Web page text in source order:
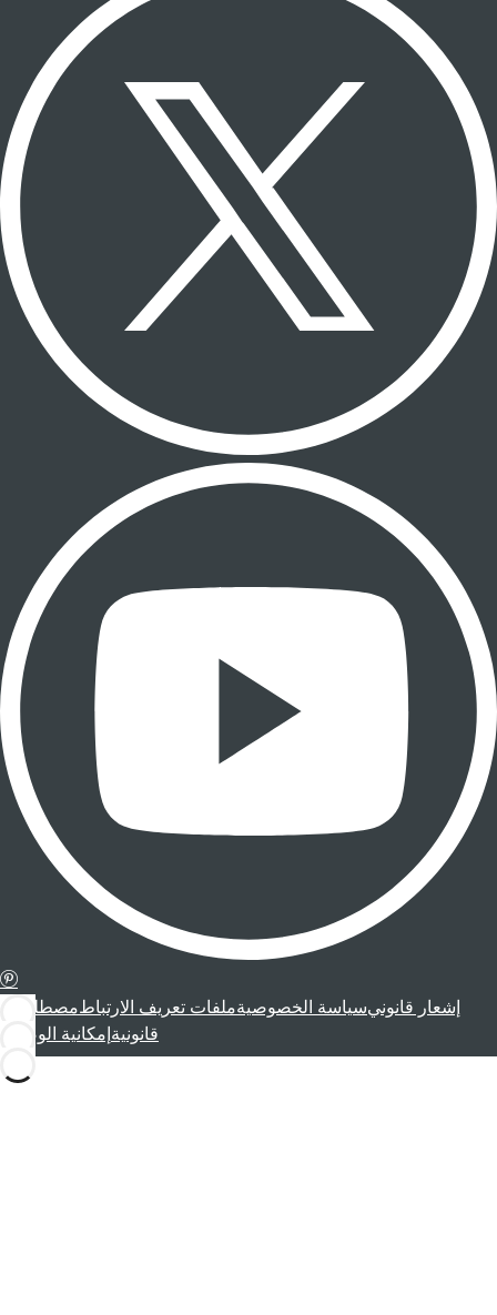
إشعار قانونيسياسة الخصوصيةملفات تعريف الارتباطمصطلحات
قانونية إمكانية الوصول